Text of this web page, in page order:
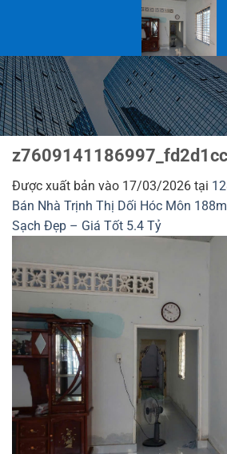
dung
Được xuất bản vào 17/03/2026 tại
Bán Nhà Trịnh Thị Dối Hóc Môn
Sạch Đẹp – Giá Tốt 5.4 Tỷ